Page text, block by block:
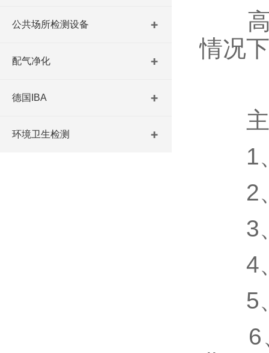
公共场所检测设备
配气净化
德国IBA
环境卫生检测
高
情况
主
1、
2、
3、
4、
5、
6、